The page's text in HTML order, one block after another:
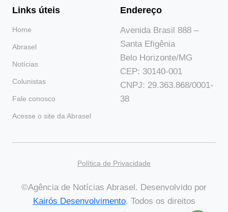
Links úteis
Home
Abrasel
Notícias
Colunistas
Fale conosco
Acesse o site da Abrasel
Endereço
Avenida Brasil 888 –
Santa Efigênia
Belo Horizonte/MG
CEP: 30140-001
CNPJ: 29.363.868/0001-
38
Política de Privacidade
©Agência de Notícias Abrasel. Desenvolvido por
Kairós Desenvolvimento. Todos os direitos